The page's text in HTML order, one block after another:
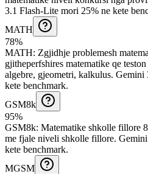
3.1 Flash-Lite mori 25% ne kete
MATH
78%
MATH: Zgjidhje problemesh
gjitheperfshires matematike qe
algebre, gjeometri, kalkulus. Gemini
kete benchmark.
GSM8k
95%
GSM8k: Matematike shkolle fillore
me fjale niveli shkolle fillore.
kete benchmark.
MGSM